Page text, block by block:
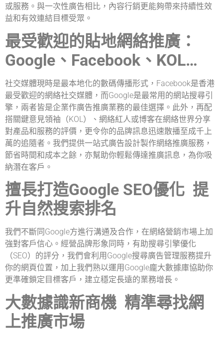
或服務。與一次性廣告相比，內容行銷更能夠帶來持續性效
益和有效連結目標受眾。
最受歡迎的貼地網絡推廣：
Google、Facebook、KOL…
社交媒體現時是最本地化的數碼傳播形式，Facebook是香港
最受歡迎的網絡社交媒體，而Google是最常用的網站搜尋引
擎，兩者皆是企業作廣告推廣業務的最佳選擇。此外，再配
搭關鍵意見領袖（KOL）、網絡紅人或博客在網絡世界分享
對產品和服務的評價，更令你的品牌訊息迅速散播至成千上
萬的追隨者。我們提供一站式廣告設計製作網絡推廣服務，
節省時間和成本之餘，亦幫助你輕鬆傳達推廣訊息，為你吸
納潛在客戶。
擅長打造Google SEO優化 提
升自然搜索排名
我們不斷同Google方進行溝通及合作，在網絡營銷市場上加
強對客戶信心。經營品牌形象同時，有助搜尋引擎優化
（SEO）的評分，我們會利用Google搜尋廣告管理服務提升
你的網頁位置，加上我們熟以運用Google龐大數據庫協助你
更準確鎖定目標客戶，建立穩定長遠的業務增長。
大數據識新商機 精準尋找網
上推廣市場